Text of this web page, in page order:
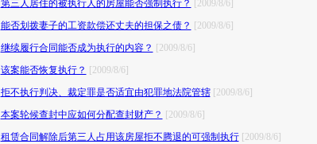
第三人居住的被执行人的房屋能否强制执行？ [2009/8/6]
能否划拨妻子的工资款偿还丈夫的担保之债？ [2009/8/6]
继续履行合同能否成为执行的内容？ [2009/8/6]
该案能否恢复执行？ [2009/8/6]
拒不执行判决、裁定罪是否适宜由犯罪地法院管辖 [2009/8/6]
本案轮候查封中应如何分配查封财产？ [2009/8/6]
租赁合同解除后第三人占用该房屋拒不腾退的可强制执行 [2009/8/6]